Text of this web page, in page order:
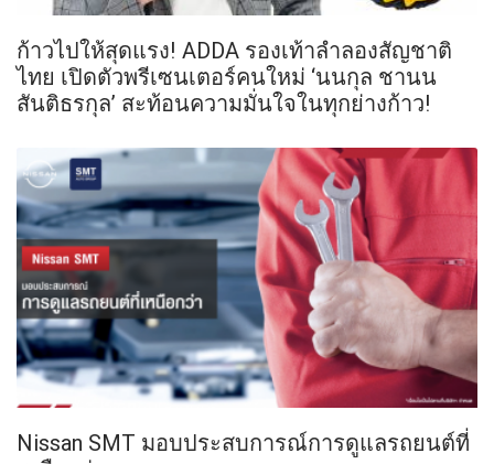
ก้าวไปให้สุดแรง! ADDA รองเท้าลำลองสัญชาติ
ไทย เปิดตัวพรีเซนเตอร์คนใหม่ ‘นนกุล ชานน
สันติธรกุล’ สะท้อนความมั่นใจในทุกย่างก้าว!
Nissan SMT มอบประสบการณ์การดูแลรถยนต์ที่